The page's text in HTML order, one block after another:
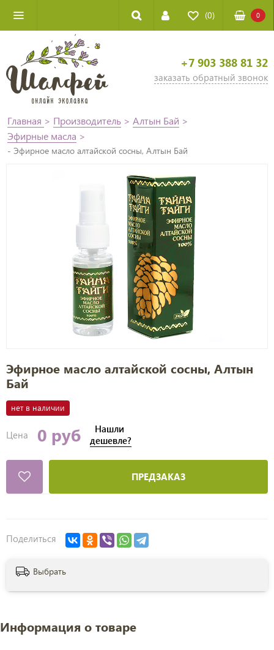
(0) 0
+7 903 388 81 32
заказать обратный звонок
Главная > Производитель > Алтын Бай >
Эфирные масла >
- Эфирное масло алтайской сосны, Алтын Бай
Эфирное масло алтайской сосны, Алтын
Бай
нет в наличии
Цена 0 руб
Нашли
дешевле?
ПРЕДЗАКАЗ
Поделиться
Выбрать
Информация о товаре